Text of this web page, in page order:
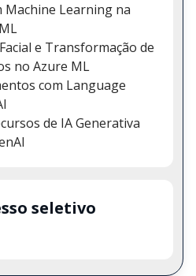
Machine Learning na
e Transformação de
no Azure ML
com Language
de IA Generativa
seletivo